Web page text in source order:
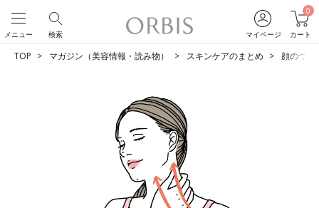
マイページ
0
カート
検索
メニュー
TOP マガジン（美容情報・読み物） スキンケアのまとめ 顔のつい